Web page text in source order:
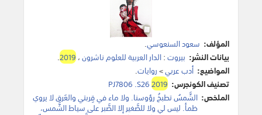
المؤلف: سعود السنعوسي.
بيانات النشر: بيروت:الدار العربية للعلوم ناشرون،2019
.
المواضيع: أدب عربي>روايات.
تصنيف الكونجرس:
PJ7806 .S262019
الملخص: الشَّمسُ تطبخُ رؤوسنا. ولا ماء في قِربتي والعَرق لا يروي
ظمأ. ليس لي ولا للصَّغير إلا الصَّبر على سياط الشَّمس،